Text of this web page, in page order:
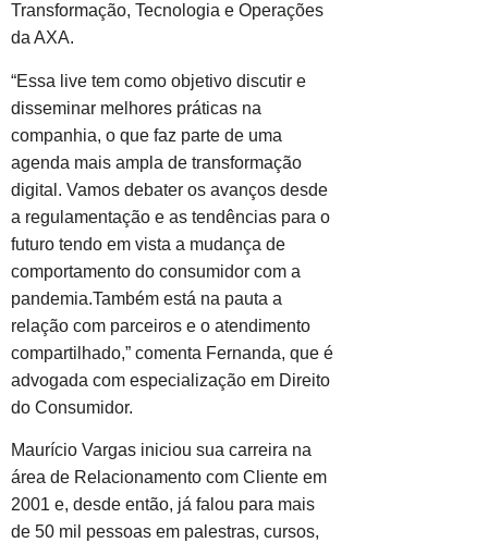
Transformação, Tecnologia e Operações
da AXA.
“Essa live tem como objetivo discutir e
disseminar melhores práticas na
companhia, o que faz parte de uma
agenda mais ampla de transformação
digital. Vamos debater os avanços desde
a regulamentação e as tendências para o
futuro tendo em vista a mudança de
comportamento do consumidor com a
pandemia.Também está na pauta a
relação com parceiros e o atendimento
compartilhado,” comenta Fernanda, que é
advogada com especialização em Direito
do Consumidor.
Maurício Vargas iniciou sua carreira na
área de Relacionamento com Cliente em
2001 e, desde então, já falou para mais
de 50 mil pessoas em palestras, cursos,